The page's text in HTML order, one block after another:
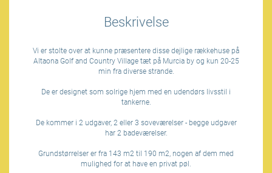
Beskrivelse
Vi er stolte over at kunne præsentere disse dejlige rækkehuse på
Altaona Golf and Country Village tæt på Murcia by og kun 20-25
min fra diverse strande.
De er designet som solrige hjem med en udendørs livsstil i
tankerne.
De kommer i 2 udgaver, 2 eller 3 soveværelser - begge udgaver
har 2 badeværelser.
Grundstørrelser er fra 143 m2 til 190 m2, nogen af dem med
mulighed for at have en privat pøl.